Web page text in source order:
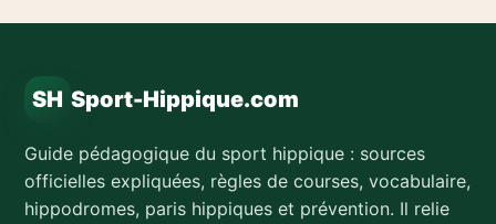
SH Sport-Hippique.com
Guide pédagogique du sport hippique : sources
officielles expliquées, règles de courses, vocabulaire,
hippodromes, paris hippiques et prévention. Il relie